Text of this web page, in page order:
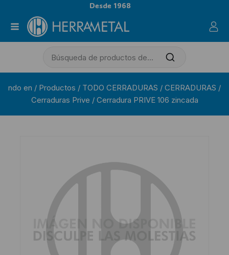
Desde 1968
ndo en / Productos / TODO CERRADURAS / CERRADURAS /
Cerraduras Prive / Cerradura PRIVE 106 zincada